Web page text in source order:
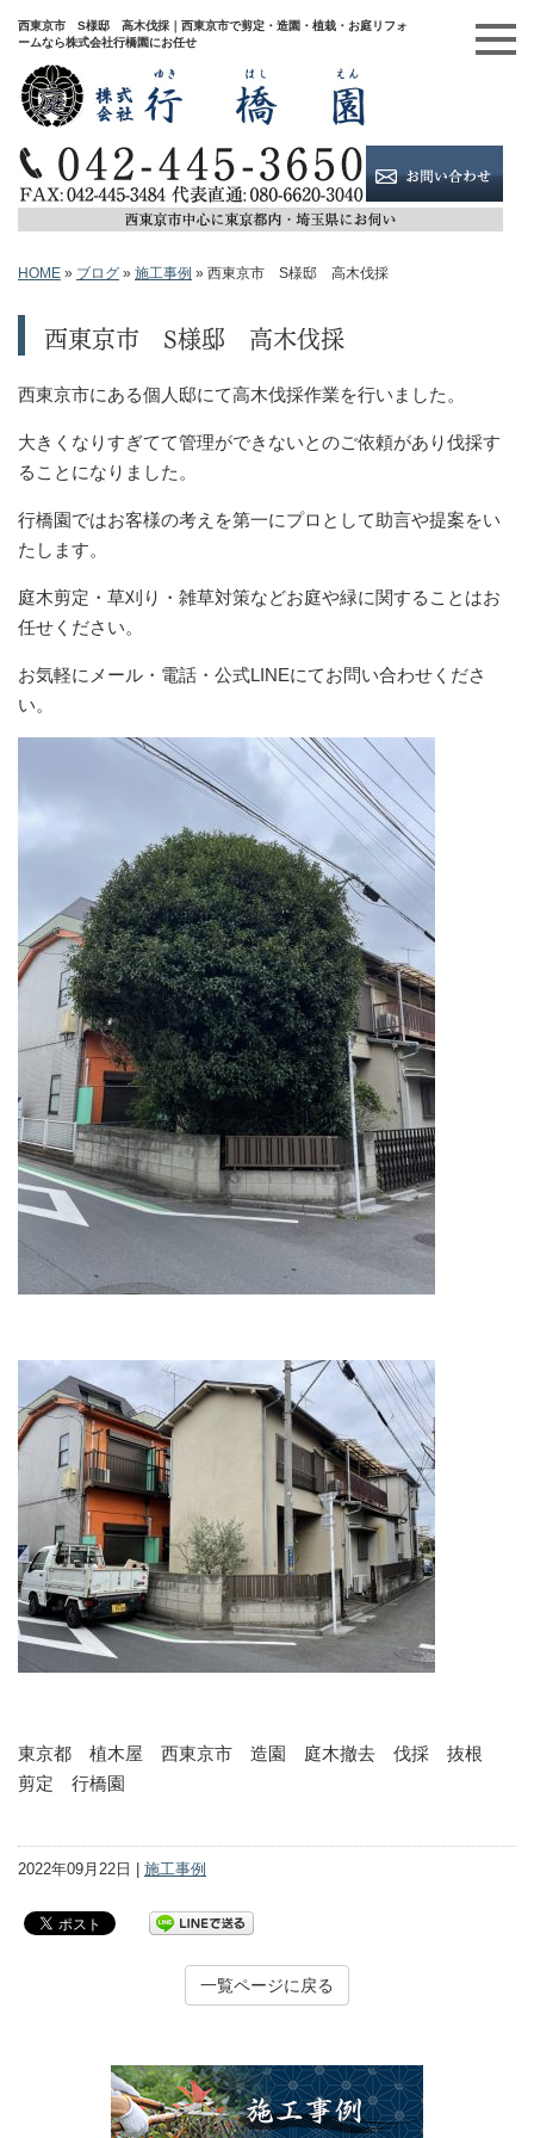
西東京市 S様邸 高木伐採｜西東京市で剪定・造園・植栽・お庭リフォ
ームなら株式会社行橋園にお任せ
HOME » ブログ » 施工事例 » 西東京市 S様邸 高木伐採
西東京市 S様邸 高木伐採
西東京市にある個人邸にて高木伐採作業を行いました。
大きくなりすぎてて管理ができないとのご依頼があり伐採す
ることになりました。
行橋園ではお客様の考えを第一にプロとして助言や提案をい
たします。
庭木剪定・草刈り・雑草対策などお庭や緑に関することはお
任せください。
お気軽にメール・電話・公式LINEにてお問い合わせくださ
い。
東京都 植木屋 西東京市 造園 庭木撤去 伐採 抜根
剪定 行橋園
2022年09月22日 | 施工事例
一覧ページに戻る